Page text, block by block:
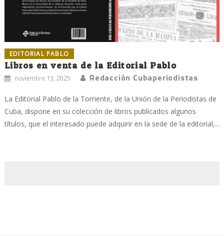
EDITORIAL PABLO
Libros en venta de la Editorial Pablo
noviembre 13, 2025 Redacción Cubaperiodistas
La Editorial Pablo de la Torriente, de la Unión de la Periodistas de
Cuba, dispone en su colección de libros publicados algunos
títulos, que el interesado puede adquirir en la sede de la editorial,...